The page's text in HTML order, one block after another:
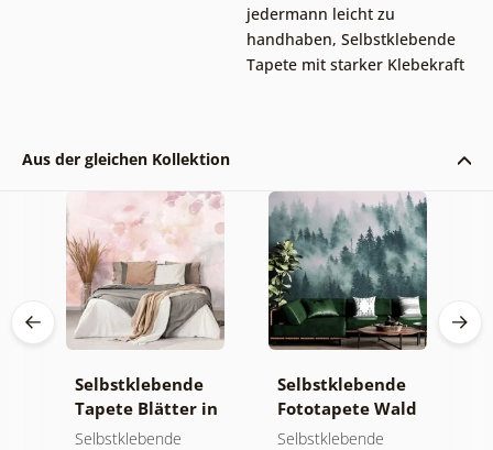
jedermann leicht zu
handhaben, Selbstklebende
Tapete mit starker Klebekraft
Aus der gleichen Kollektion
Selbstklebende
Tapete Blätter in
Pastelltönen
Selbstklebende
Selbstklebende
Fototapete Wald
im Nebel
Selbstklebende